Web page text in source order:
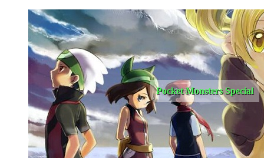
Pocket Monsters Special